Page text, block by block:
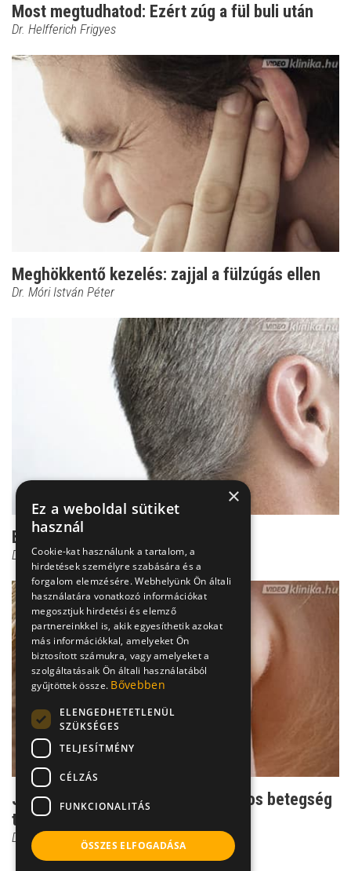
Most megtudhatod: Ezért zúg a fül buli után
Dr. Helfferich Frigyes
Meghökkentő kezelés: zajjal a fülzúgás ellen
Dr. Móri István Péter
Betegségek a fülzúgás mögött
Dr. Helfferich Frigyes
Jól hallható szívdobbanások? Súlyos betegség
tünete is lehet...
Dr. Helfferich Frigyes
×
Ez a weboldal sütiket
használ
Cookie-kat használunk a tartalom, a
hirdetések személyre szabására és a
forgalom elemzésére. Webhelyünk Ön általi
használatára vonatkozó információkat
megosztjuk hirdetési és elemző
partnereinkkel is, akik egyesíthetik azokat
más információkkal, amelyeket Ön
biztosított számukra, vagy amelyeket a
szolgáltatásaik Ön általi használatából
gyűjtöttek össze. Bővebben
ELENGEDHETETLENÜL
SZÜKSÉGES
TELJESÍTMÉNY
CÉLZÁS
FUNKCIONALITÁS
ÖSSZES ELFOGADÁSA